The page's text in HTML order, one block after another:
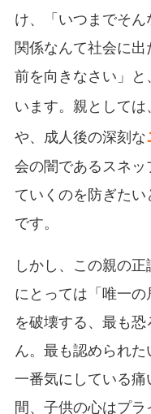
け、「いつまでそ
関係なんて社会に
前を向きなさい」と
います。親としては
や、成人後の深刻な
会の闇であるスネッ
ていくのを防ぎたい
です。
しかし、この親の
にとっては「唯一
を破壊する、最も
ん。最も認められ
一番気にしている
間、子供の心はプラ